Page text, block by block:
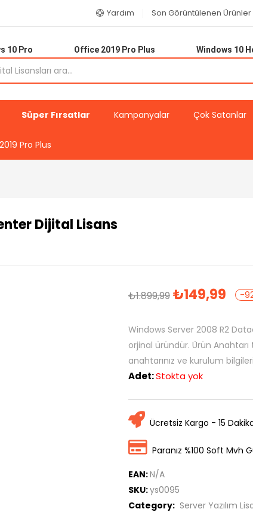
Yardım Son Görüntülenen Ürünler
10 Pro Office 2019 Pro Plus Windows 10
Süper Fırsatlar Kampanyalar Çok Satanlar
Pro Plus
Dijital Lisans
₺1.899,99 ₺149,99 -
Windows Server 2008 R2
orjinal üründür. Ürün
anahtarınız ve kurulum
Adet:Stokta yok
Ücretsiz Kargo - 15
Paranız %100 Soft Mvh
EAN:N/A
SKU:ys0095
Category: Server Yazılım